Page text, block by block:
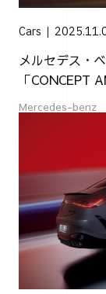
Cars
メルセデス・
「CONCEPT
Mercedes-benz